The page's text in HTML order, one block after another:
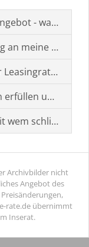
- was muss
an meine
um einen
schließe ich
Archivbilder nicht
Angebot des
rate.de übernimmt
Inserat.